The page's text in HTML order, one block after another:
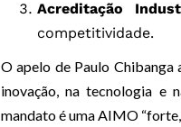
Acreditação
competitividade.
O apelo de Paulo Chibanga
inovação, na tecnologia e
mandato é uma AIMO